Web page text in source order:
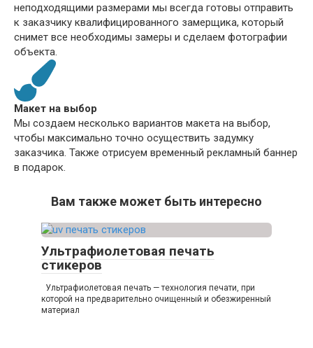
неподходящими размерами мы всегда готовы отправить
к заказчику квалифицированного замерщика, который
снимет все необходимы замеры и сделаем фотографии
объекта.
Макет на выбор
Мы создаем несколько вариантов макета на выбор,
чтобы максимально точно осуществить задумку
заказчика. Также отрисуем временный рекламный баннер
в подарок.
Вам также может быть интересно
Ультрафиолетовая печать
стикеров
Ультрафиолетовая печать — технология печати, при
которой на предварительно очищенный и обезжиренный
материал